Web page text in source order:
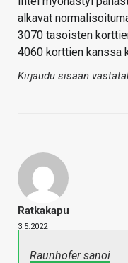
alkavat
3070 tasoisten
4060 korttien kanssa
Kirjaudu sisään
Ratkakapu
3.5.2022
Raunhofer sanoi